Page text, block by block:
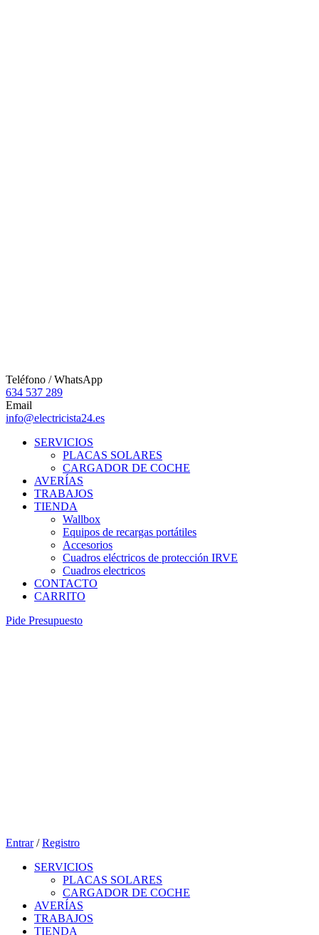
Teléfono / WhatsApp
634 537 289
Email
info@electricista24.es
SERVICIOS
PLACAS SOLARES
CARGADOR DE COCHE
AVERÍAS
TRABAJOS
TIENDA
Wallbox
Equipos de recargas portátiles
Accesorios
Cuadros eléctricos de protección IRVE
Cuadros electricos
CONTACTO
CARRITO
Pide Presupuesto
Entrar / Registro
SERVICIOS
PLACAS SOLARES
CARGADOR DE COCHE
AVERÍAS
TRABAJOS
TIENDA